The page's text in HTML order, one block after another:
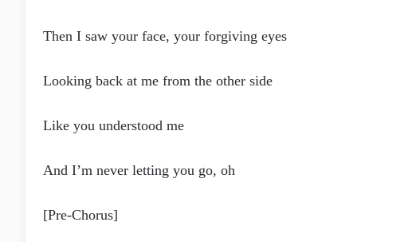
Then I saw your face, your forgiving eyes
Looking back at me from the other side
Like you understood me
And I’m never letting you go, oh
[Pre-Chorus]